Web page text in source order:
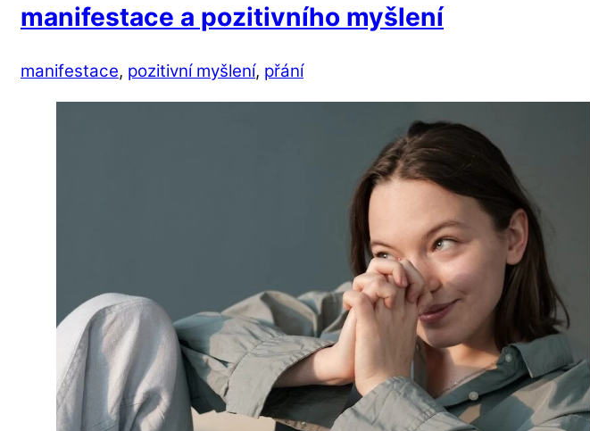
manifestace a pozitivního myšlení
manifestace, pozitivní myšlení, přání